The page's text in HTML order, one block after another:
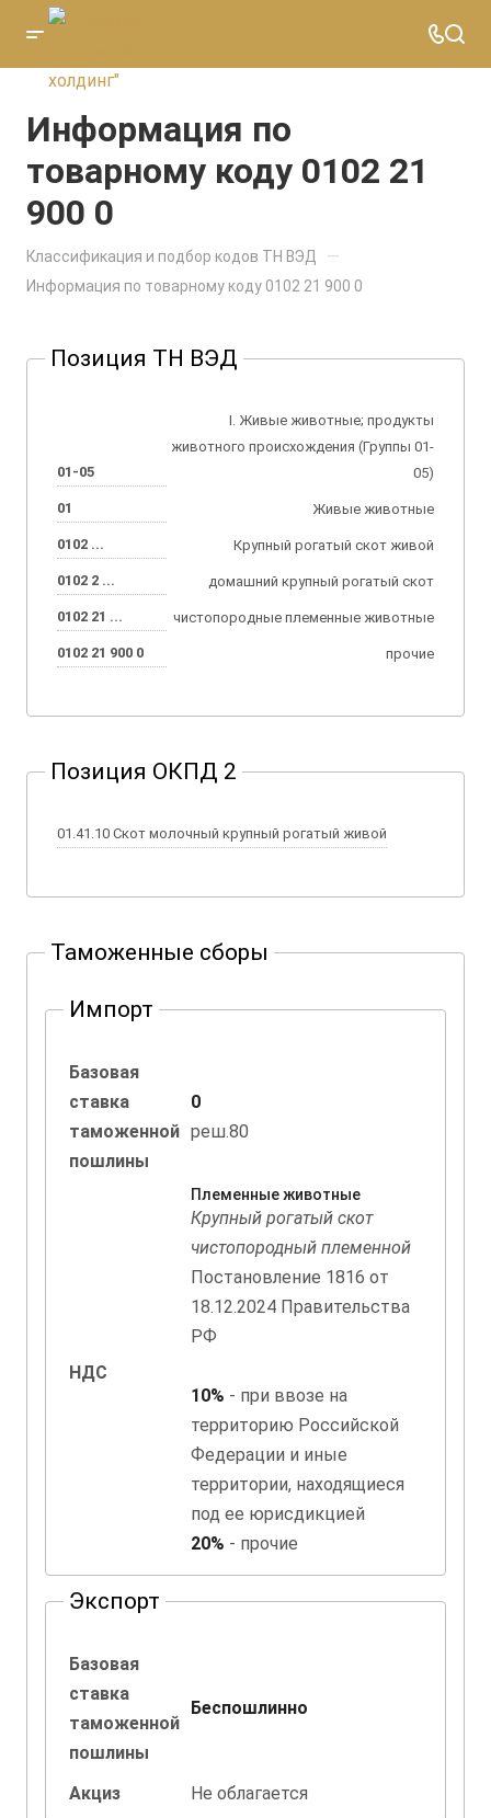
Информация по
товарному коду 0102 21
900 0
Классификация и подбор кодов ТН ВЭД —
Информация по товарному коду 0102 21 900 0
Позиция ТН ВЭД
01-05
I. Живые животные; продукты
животного происхождения (Группы 01-
05)
01 Живые животные
0102 ... Крупный рогатый скот живой
0102 2 ... домашний крупный рогатый скот
0102 21 ... чистопородные племенные животные
0102 21 900 0 прочие
Позиция ОКПД 2
01.41.10 Скот молочный крупный рогатый живой
Таможенные сборы
Импорт
Базовая
ставка
таможенной
пошлины
0
реш.80
НДС
Племенные животные
Крупный рогатый скот
чистопородный племенной
Постановление 1816 от
18.12.2024 Правительства
РФ
10% - при ввозе на
территорию Российской
Федерации и иные
территории, находящиеся
под ее юрисдикцией
20% - прочие
Экспорт
Базовая
ставка
таможенной
пошлины
Беспошлинно
Акциз Не облагается